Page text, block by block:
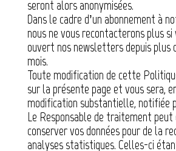
seront alors anonymisées.
Dans le cadre d’un abonnement à
nous ne vous recontacterons plus si
ouvert nos newsletters depuis plus
mois.
Toute modification de cette
sur la présente page et vous sera,
modification substantielle, notifiée
Le Responsable de traitement
conserver vos données pour de la
analyses statistiques. Celles-ci